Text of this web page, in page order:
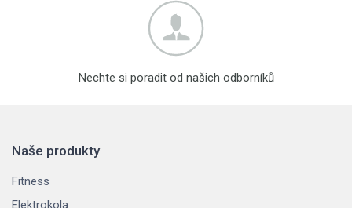
Nechte si poradit od našich odborníků
Naše produkty
Fitness
Elektrokola